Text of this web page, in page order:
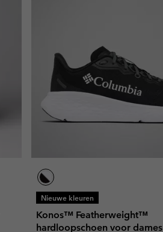
Nieuwe kleuren
Konos™ Featherweight™
hardloopschoen voor dames